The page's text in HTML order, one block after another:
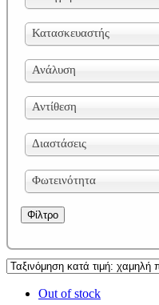
Κατασκευαστής
Ανάλυση
Αντίθεση
Διαστάσεις
Φωτεινότητα
Φίλτρο
Out of stock